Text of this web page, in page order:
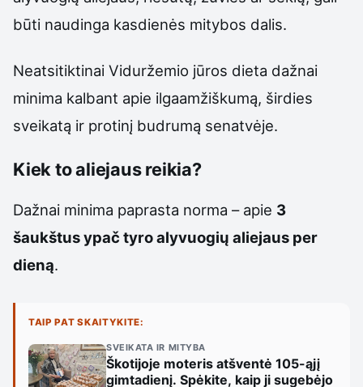
būti naudinga kasdienės mitybos dalis.
Neatsitiktinai Viduržemio jūros dieta dažnai
minima kalbant apie ilgaamžiškumą, širdies
sveikatą ir protinį budrumą senatvėje.
Kiek to aliejaus reikia?
Dažnai minima paprasta norma – apie 3
šaukštus ypač tyro alyvuogių aliejaus per
dieną.
TAIP PAT SKAITYKITE:
SVEIKATA IR MITYBA
Škotijoje moteris atšventė 105-ąjį
gimtadienį. Spėkite, kaip ji sugebėjo